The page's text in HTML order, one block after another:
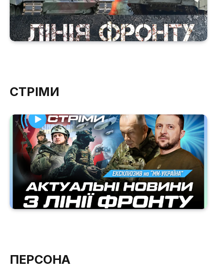
СТРІМИ
ПЕРСОНА